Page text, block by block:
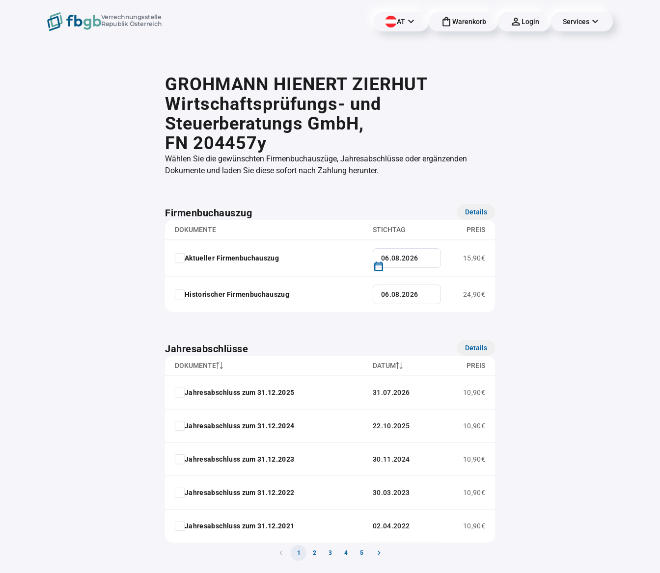
Verrechnungsstelle
Republik Österreich
AT Warenkorb Login Services
GROHMANN HIENERT ZIERHUT
Wirtschaftsprüfungs- und
Steuerberatungs GmbH,
FN 204457y
Wählen Sie die gewünschten Firmenbuchauszüge, Jahresabschlüsse oder ergänzenden
Dokumente und laden Sie diese sofort nach Zahlung herunter.
Firmenbuchauszug Details
DOKUMENTE STICHTAG PREIS
Aktueller Firmenbuchauszug 15,90€
Historischer Firmenbuchauszug 24,90€
Jahresabschlüsse Details
DOKUMENTE DATUM PREIS
Jahresabschluss zum 31.12.2025 31.07.2026 10,90€
Jahresabschluss zum 31.12.2024 22.10.2025 10,90€
Jahresabschluss zum 31.12.2023 30.11.2024 10,90€
Jahresabschluss zum 31.12.2022 30.03.2023 10,90€
Jahresabschluss zum 31.12.2021 02.04.2022 10,90€
1 2 3 4 5